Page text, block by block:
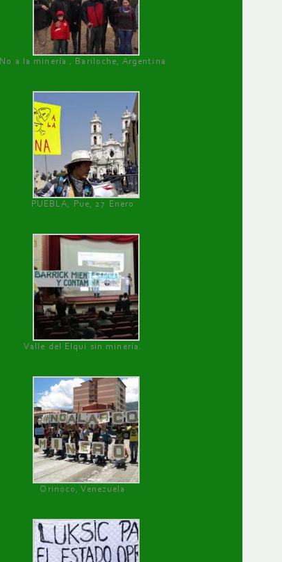
No a la minería , Bariloche, Argentina
PUEBLA, Pue, 27 Enero
Valle del Elqui sin minería.
Orinoco, Venezuela